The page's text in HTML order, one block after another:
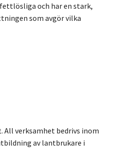
och har en stark,
som avgör vilka
All verksamhet bedrivs inom
av lantbrukare i